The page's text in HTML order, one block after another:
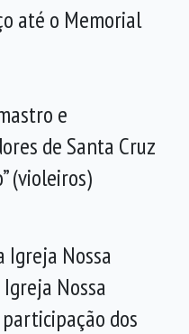
até o Memorial
e
de Santa Cruz
(violeiros)
Igreja Nossa
Nossa
dos